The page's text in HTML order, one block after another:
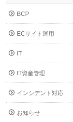
BCP
ECサイト運用
IT
IT資産管理
インシデント対応
お知らせ